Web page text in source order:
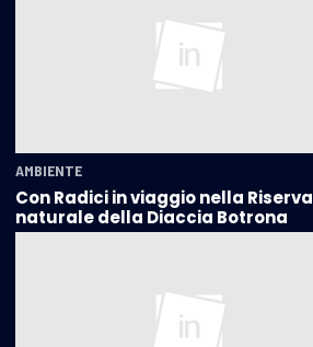
AMBIENTE
Con Radici in viaggio nella Riserva
naturale della Diaccia Botrona